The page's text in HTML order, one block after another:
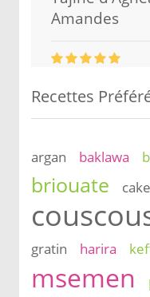
Amandes
Recettes
argan baklawa
briouate cake
gratin
harira
msemen